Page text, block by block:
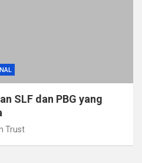
SLF dan PBG yang
Trust